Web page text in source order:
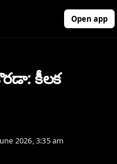
Open app
కీలక
2026, 3:35 am